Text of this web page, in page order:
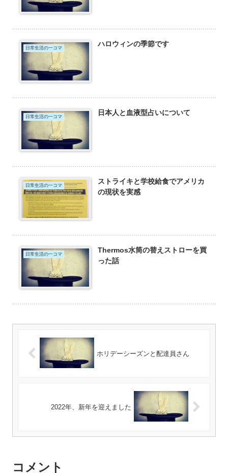
日常生活の一コマ ハロウィンの季節です
日常生活の一コマ 日本人と血液型占いについて
日常生活の一コマ
ストライキと学校給食でアメリカ
の現状を実感
日常生活の一コマ
Thermos水筒の替えストローを買
った話
ホリデーシーズンと配達員さん
2022年、新年を迎えました
コメント